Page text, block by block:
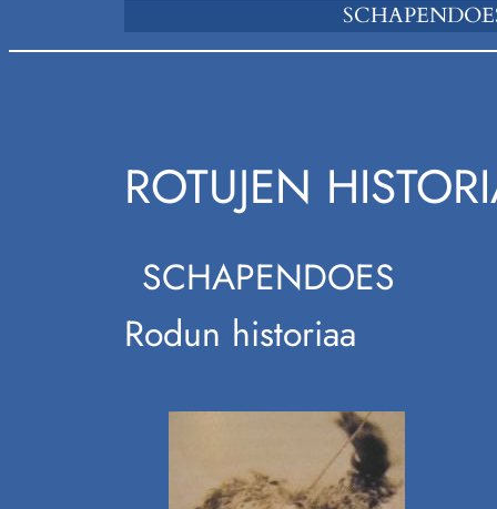
ROTUJEN
SCHAPENDOES
Rodun historiaa